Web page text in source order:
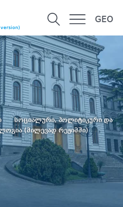
GEO
სოციალური, პოლიტიკური და
(მილევად რეჟიმში)